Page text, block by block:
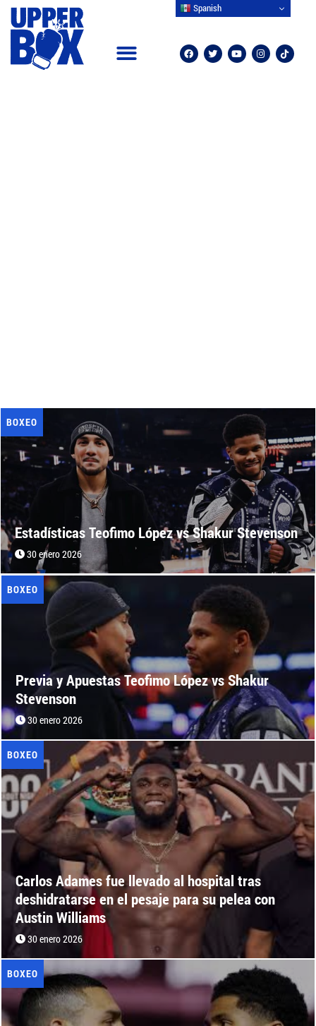
BOXEO
Estadísticas Teofimo López vs Shakur Stevenson
30 enero 2026
BOXEO
Previa y Apuestas Teofimo López vs Shakur
Stevenson
30 enero 2026
BOXEO
Carlos Adames fue llevado al hospital tras
deshidratarse en el pesaje para su pelea con
Austin Williams
30 enero 2026
BOXEO
Spanish